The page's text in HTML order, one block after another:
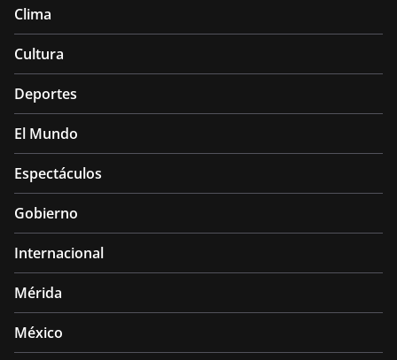
Clima
Cultura
Deportes
El Mundo
Espectáculos
Gobierno
Internacional
Mérida
México